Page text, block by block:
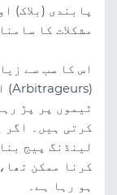
مشکلات کا
اس کا سب سے
کرتی ہیں۔ اگر
لینڈنگ پیج
کرنا ممکن
ہو رہا ہے۔